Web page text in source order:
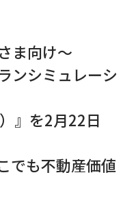
ま向け～
ンシミュレーシ
』を2月22日
でも不動産価値